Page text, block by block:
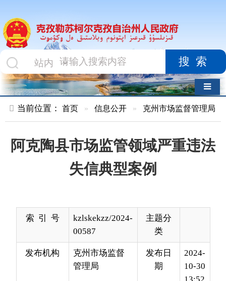
搜索
当前位置： 首页 信息公开 » 克州市场监督管理局 » 结果公示
阿克陶县市场监管领域严重违法
失信典型案例
管理局
期
10-30
13:52
名 称 阿克陶县市场监管领域严重违法失
信典型案例